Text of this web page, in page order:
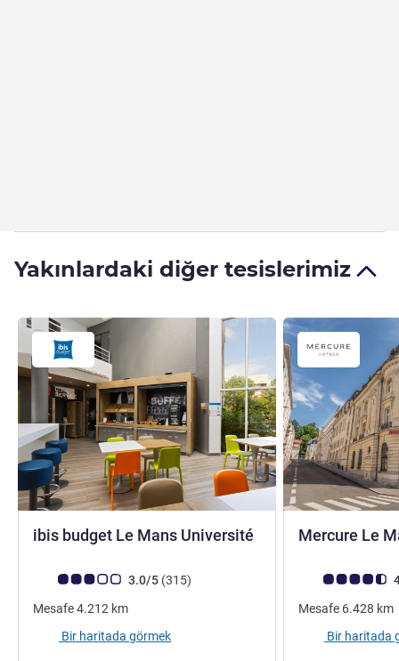
Yakınlardaki diğer tesislerimiz
ibis budget Le Mans Université 2 yıldız
Avis müşterileri puanı (ALL Puanlama)
3.0/5 (315görüş
)
Mesafe4.212 km
Bir haritada görmek
Mercure Le
Avis müşterileri
Mesafe 6.428 km
Bir haritada